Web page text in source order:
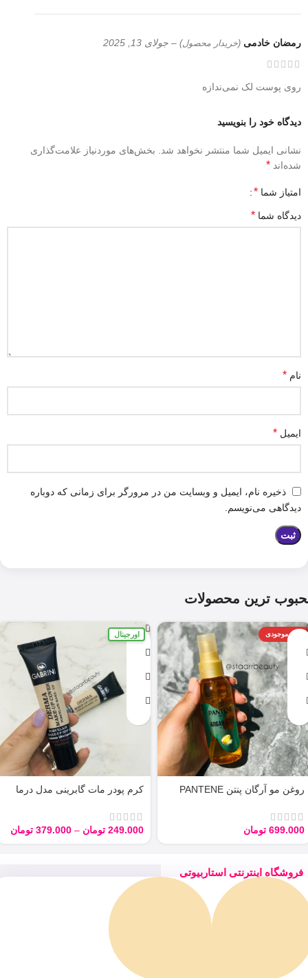
رمضان خادمی (خریدار محصول) – جولای 13, 2025
روی پوست لک نمی‌ندازه
دیدگاه خود را بنویسید
نشانی ایمیل شما منتشر نخواهد شد.
بخش‌های موردنیاز علامت‌گذاری
شده‌اند *
امتیاز شما *
دیدگاه شما *
نام *
ایمیل *
ذخیره نام، ایمیل و وبسایت من در مرورگر برای زمانی که دوباره
دیدگاهی می‌نویسم.
ترین محصولات
اتمام موجودی
روغن مو آرگان پنتن PANTENE
699.000 تومان
اورجینال
کرم پودر مات گابرینی مدل درما
249.000 تومان –
379.000 تومان
فروشگاه اینترنتی استاربیوتی